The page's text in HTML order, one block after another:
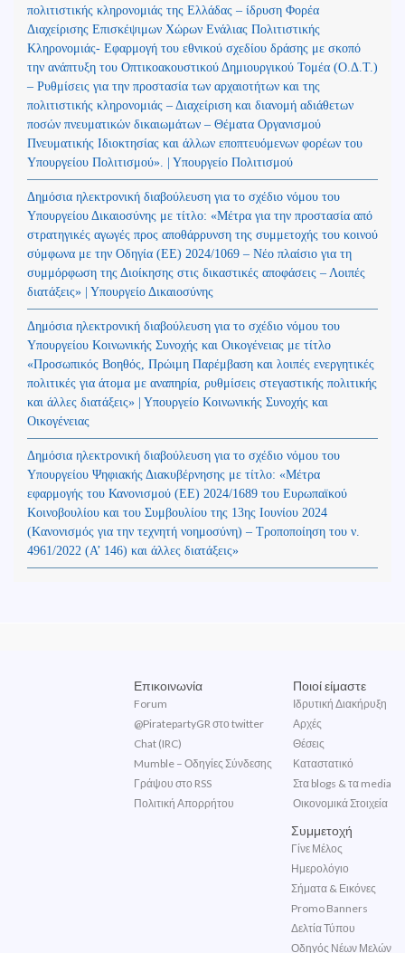
πολιτιστικής κληρονομιάς της Ελλάδας – ίδρυση Φορέα
Διαχείρισης Επισκέψιμων Χώρων Ενάλιας Πολιτιστικής
Κληρονομιάς- Εφαρμογή του εθνικού σχεδίου δράσης με σκοπό
την ανάπτυξη του Οπτικοακουστικού Δημιουργικού Τομέα (Ο.Δ.Τ.)
– Ρυθμίσεις για την προστασία των αρχαιοτήτων και της
πολιτιστικής κληρονομιάς – Διαχείριση και διανομή αδιάθετων
ποσών πνευματικών δικαιωμάτων – Θέματα Οργανισμού
Πνευματικής Ιδιοκτησίας και άλλων εποπτευόμενων φορέων του
Υπουργείου Πολιτισμού». | Υπουργείο Πολιτισμού
Δημόσια ηλεκτρονική διαβούλευση για το σχέδιο νόμου του
Υπουργείου Δικαιοσύνης με τίτλο: «Μέτρα για την προστασία από
στρατηγικές αγωγές προς αποθάρρυνση της συμμετοχής του κοινού
σύμφωνα με την Οδηγία (ΕΕ) 2024/1069 – Νέο πλαίσιο για τη
συμμόρφωση της Διοίκησης στις δικαστικές αποφάσεις – Λοιπές
διατάξεις» | Υπουργείο Δικαιοσύνης
Δημόσια ηλεκτρονική διαβούλευση για το σχέδιο νόμου του
Υπουργείου Κοινωνικής Συνοχής και Οικογένειας με τίτλο
«Προσωπικός Βοηθός, Πρώιμη Παρέμβαση και λοιπές ενεργητικές
πολιτικές για άτομα με αναπηρία, ρυθμίσεις στεγαστικής πολιτικής
και άλλες διατάξεις» | Υπουργείο Κοινωνικής Συνοχής και
Οικογένειας
Δημόσια ηλεκτρονική διαβούλευση για το σχέδιο νόμου του
Υπουργείου Ψηφιακής Διακυβέρνησης με τίτλο: «Μέτρα
εφαρμογής του Κανονισμού (ΕΕ) 2024/1689 του Ευρωπαϊκού
Κοινοβουλίου και του Συμβουλίου της 13ης Ιουνίου 2024
(Kανονισμός για την τεχνητή νοημοσύνη) – Τροποποίηση του ν.
4961/2022 (Α’ 146) και άλλες διατάξεις»
Επικοινωνία
Forum
@PiratepartyGR στο twitter
Chat (IRC)
Mumble – Οδηγίες Σύνδεσης
Γράψου στο RSS
Πολιτική Απορρήτου
Ποιοί είμαστε
Ιδρυτική Διακήρυξη
Αρχές
Θέσεις
Καταστατικό
Στα blogs & τα media
Οικονομικά Στοιχεία
Συμμετοχή
Γίνε Μέλος
Ημερολόγιο
Σήματα & Εικόνες
Promo Banners
Δελτία Τύπου
Οδηγός Νέων Μελών